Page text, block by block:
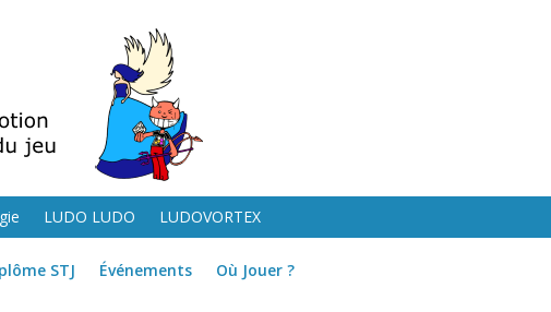
LUDO LUDO LUDOVORTEX
STJ Événements Où Jouer ?